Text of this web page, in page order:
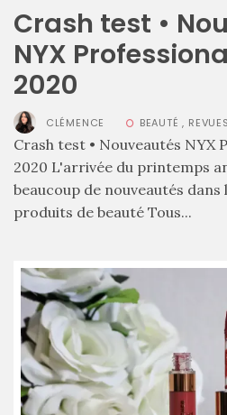
tendance
pour
23/05/2026
Crash test •
NYX
2020
CLÉMENCE BEAUTÉ , REVUES
Crash test • Nouveautés NYX
2020 L'arrivée du printemps
beaucoup de nouveautés
produits de beauté Tous...